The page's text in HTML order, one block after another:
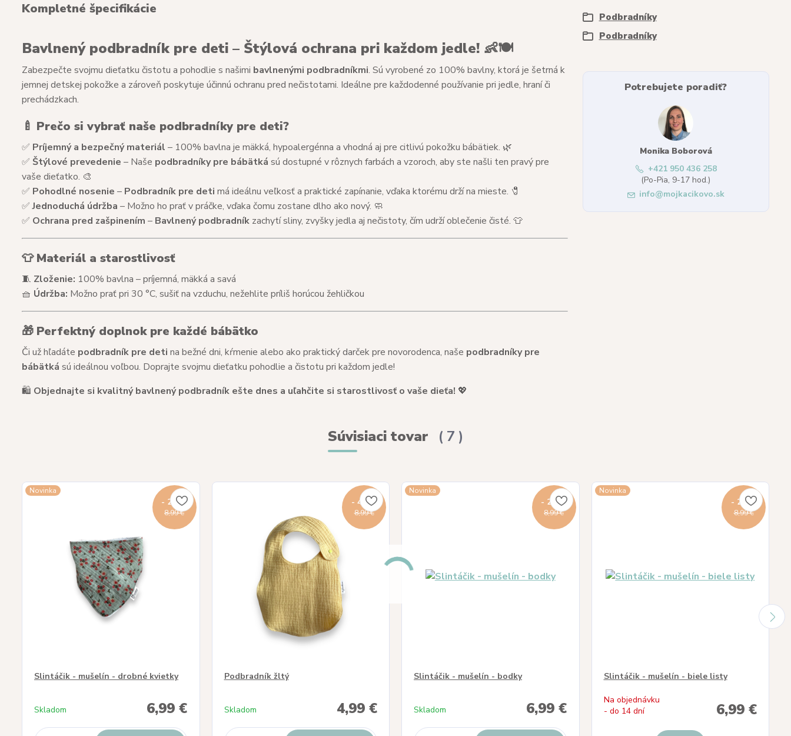
Kompletné špecifikácie
Bavlnený podbradník pre deti – Štýlová ochrana pri každom jedle! 👶🍽️
Zabezpečte svojmu dieťatku čistotu a pohodlie s našimi bavlnenými podbradníkmi. Sú vyrobené zo 100% bavlny, ktorá je šetrná k
jemnej detskej pokožke a zároveň poskytuje účinnú ochranu pred nečistotami. Ideálne pre každodenné používanie pri jedle, hraní či
prechádzkach.
🍼 Prečo si vybrať naše podbradníky pre deti?
✅ Príjemný a bezpečný materiál – 100% bavlna je mäkká, hypoalergénna a vhodná aj pre citlivú pokožku bábätiek. 🌿
✅ Štýlové prevedenie – Naše podbradníky pre bábätká sú dostupné v rôznych farbách a vzoroch, aby ste našli ten pravý pre
vaše dieťatko. 🎨
✅ Pohodlné nosenie – Podbradník pre deti má ideálnu veľkosť a praktické zapínanie, vďaka ktorému drží na mieste. 🧷
✅Jednoduchá údržba – Možno ho prať v práčke, vďaka čomu zostane dlho ako nový. 🧼
✅ Ochrana pred zašpinením – Bavlnený podbradník zachytí sliny, zvyšky jedla aj nečistoty, čím udrží oblečenie čisté. 👕
👕Materiál a starostlivosť
🧵 Zloženie: 100% bavlna – príjemná, mäkká a savá
🧺 Údržba: Možno prať pri 30 °C, sušiť na vzduchu, nežehlite príliš horúcou žehličkou
🎁 Perfektný doplnok pre každé bábätko
Či už hľadáte podbradník pre deti na bežné dni, kŕmenie alebo ako praktický darček pre novorodenca, naše podbradníky pre
bábätká sú ideálnou voľbou. Doprajte svojmu dieťatku pohodlie a čistotu pri každom jedle!
🛍️ Objednajte si kvalitný bavlnený podbradník ešte dnes a uľahčite si starostlivosť o vaše dieťa! 💖
Podbradníky
Podbradníky
Potrebujete poradiť?
Monika Boborová
+421 950 436 258
(Po-Pia, 9-17 hod.)
info@mojkacikovo.sk
Súvisiaci tovar 7
Novinka
8,99 €
- 22 %
Slintáčik - mušelín - drobné kvietky
6,99 €
Skladom
8,99 €
- 44 %
Podbradník žltý
4,99 €
Skladom
Novinka
8,99 €
- 22 %
Slintáčik - mušelín - bodky
6,99 €
Skladom
Novinka
8,99 €
- 22 %
Slintáčik - mušelín - biele listy
6,99 €
Na objednávku
- do 14 dní